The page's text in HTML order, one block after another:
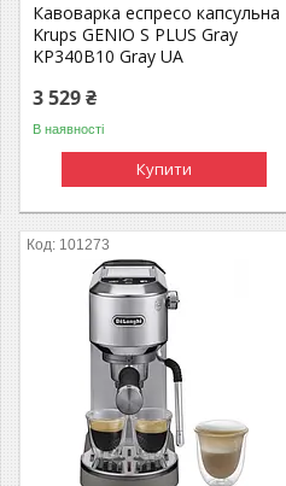
Кавоварка еспресо капсульна
Krups GENIO S PLUS Gray
KP340B10 Gray UA
3 529 ₴
В наявності
Купити
101273